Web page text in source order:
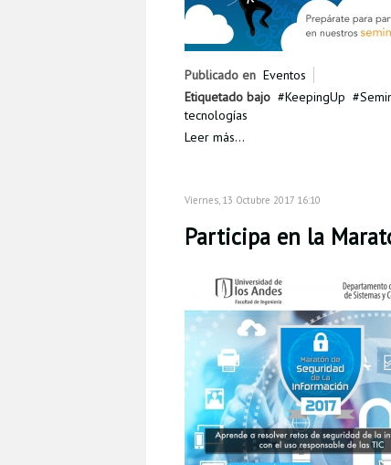
Publicado en Eventos
Etiquetado bajo
KeepingUp
tecnologías
Leer más...
Viernes, 13 Octubre 2017 16:10
Participa en la